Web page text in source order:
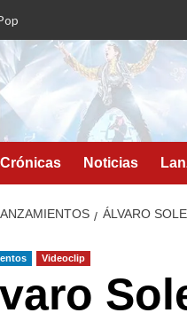
Crónicas Noticias
ÁLVARO
Videoclip